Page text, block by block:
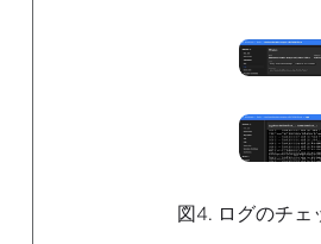
図4. ログのチェ